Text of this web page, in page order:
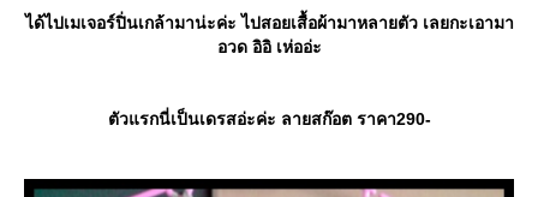
ได้ไปเมเจอร์ปิ่นเกล้ามาน่ะค่ะ ไปสอยเสื้อผ้ามาหลายตัว เลยกะเอามา
อวด อิอิ เห่ออ่ะ
ตัวแรกนี่เป็นเดรสอ่ะค่ะ ลายสก๊อต ราคา290-